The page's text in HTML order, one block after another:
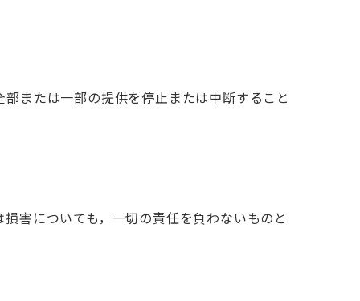
または一部の提供を停止または中断すること
害についても，一切の責任を負わないものと